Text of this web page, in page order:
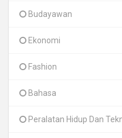
Budayawan
Ekonomi
Fashion
Bahasa
Peralatan Hidup Dan